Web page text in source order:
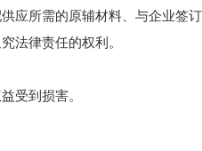
应所需的原辅材料、与企业签
法律责任的权利。
受到损害。